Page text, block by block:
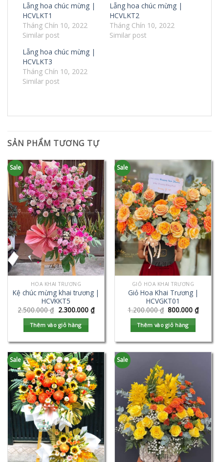
Lẵng hoa chúc mừng |
HCVLKT1
Tháng Chín 10, 2022
Similar post
Lẵng hoa chúc mừng |
HCVLKT2
Tháng Chín 10, 2022
Similar post
Lẵng hoa chúc mừng |
HCVLKT3
Tháng Chín 10, 2022
Similar post
SẢN PHẨM TƯƠNG TỰ
Sale
HOA KHAI TRƯƠNG
Kệ chúc mừng khai trương |
HCVKKT5
2.500.000₫ 2.300.000 ₫
Thêm vào giỏ hàng
Sale
GIỎ HOA KHAI TRƯƠNG
Giỏ Hoa Khai Trương |
HCVGKT01
1.200.000₫ 800.000₫
Thêm vào giỏ hàng
Sale Sale